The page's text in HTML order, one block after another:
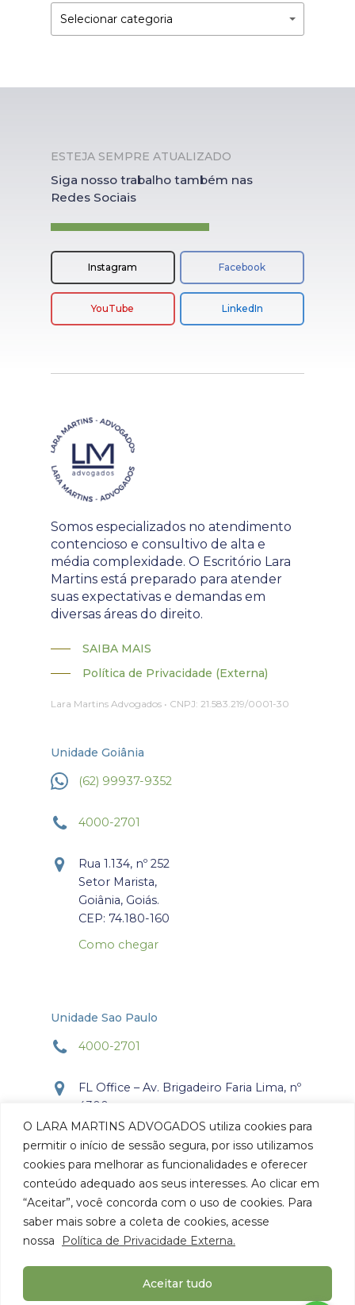
O LARA MARTINS ADVOGADOS utiliza cookies para
permitir o início de sessão segura, por isso utilizamos
cookies para melhorar as funcionalidades e oferecer
conteúdo adequado aos seus interesses. Ao clicar em
“Aceitar”, você concorda com o uso de cookies. Para
saber mais sobre a coleta de cookies, acesse
nossa
Política de Privacidade Externa.
Aceitar tudo
Por
Categoria
Selecionar categoria
Categoria
ESTEJA SEMPRE ATUALIZADO
Siga nosso trabalho também nas
Redes Sociais
Instagram Facebook
YouTube LinkedIn
Somos especializados no atendimento
contencioso e consultivo de alta e
média complexidade. O Escritório Lara
Martins está preparado para atender
suas expectativas e demandas em
diversas áreas do direito.
SAIBA MAIS
Política de Privacidade (Externa)
Lara Martins Advogados • CNPJ: 21.583.219/0001-30
Unidade Goiânia
(62) 99937-9352
4000-2701
Rua 1.134, nº 252
Setor Marista,
Goiânia, Goiás.
CEP: 74.180-160
Como chegar
Unidade Sao Paulo
4000-2701
FL Office – Av. Brigadeiro Faria Lima, nº
4300
Torre Office – Sala 804
Itaim Bibi, São Paulo, SP.
CEP: 04.538-132
Como chegar